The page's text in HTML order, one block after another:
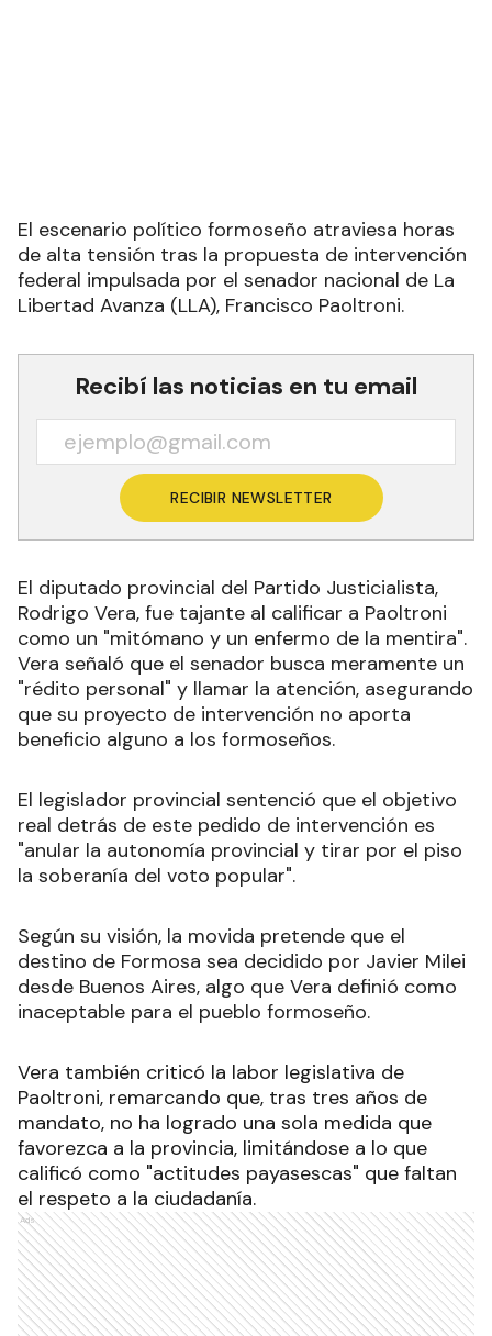
El escenario político formoseño atraviesa horas
de alta tensión tras la propuesta de intervención
federal impulsada por el senador nacional de La
Libertad Avanza (LLA), Francisco Paoltroni.
Recibí las noticias en tu email
RECIBIR NEWSLETTER
El diputado provincial del Partido Justicialista,
Rodrigo Vera, fue tajante al calificar a Paoltroni
como un "mitómano y un enfermo de la mentira".
Vera señaló que el senador busca meramente un
"rédito personal" y llamar la atención, asegurando
que su proyecto de intervención no aporta
beneficio alguno a los formoseños.
El legislador provincial sentenció que el objetivo
real detrás de este pedido de intervención es
"anular la autonomía provincial y tirar por el piso
la soberanía del voto popular".
Según su visión, la movida pretende que el
destino de Formosa sea decidido por Javier Milei
desde Buenos Aires, algo que Vera definió como
inaceptable para el pueblo formoseño.
Vera también criticó la labor legislativa de
Paoltroni, remarcando que, tras tres años de
mandato, no ha logrado una sola medida que
favorezca a la provincia, limitándose a lo que
calificó como "actitudes payasescas" que faltan
el respeto a la ciudadanía.
Ads